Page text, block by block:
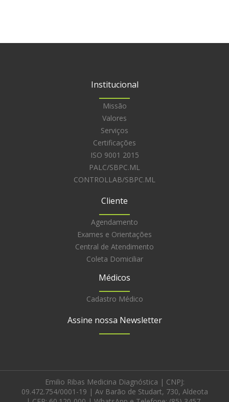
Institucional
Missão
Valores
Serviços
Certificações
ISO 9001 2015
PALC/SBPC.ML
CONTROLLAB/SBPC.ML
Cliente
Agendamento
Exames e Orientações
Central de Atendimento
Coleta Domiciliar
Médicos
Cadastro Médico
Assine nossa Newsletter
Emilio Ribas Medicina Diagnóstica | CNPJ:
09.472.754/0001-19 | Av Barão de Studart, 730, Aldeota